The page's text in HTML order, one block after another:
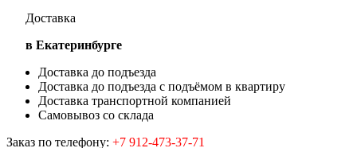
Доставка
в Екатеринбурге
Доставка до подъезда
Доставка до подъезда с подъёмом в квартиру
Доставка транспортной компанией
Самовывоз со склада
Заказ по телефону: +7 912-473-37-71